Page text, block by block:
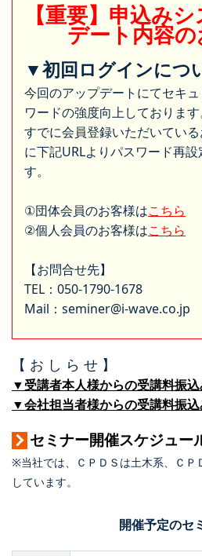
【重要】申込み
デート内容
▼初回ログインにつ
今回のアップデートにてセキ
ワードの強度向上しております
すでに会員登録いただいてい
に下記URLよりパスワード再
す。
①団体会員のお客様はこちら
②個人会員のお客様はこちら
【お問合せ先】
TEL：050-1790-1678
Mail：seminer@i-wave.co.jp
【 お し ら せ 】
▼受講者本人様からの受講料振
▼会社担当者様からの受講料振
セミナー開催スケジュー
※当社では、ＣＰＤＳは土木系、ＣＰ
しています。
開催予定のセ